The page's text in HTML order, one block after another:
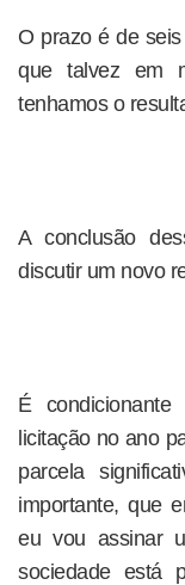
O prazo é de
que talvez em
tenhamos o
A conclusão
discutir um novo
É
licitação no ano
parcela
importante, que
eu vou assinar
sociedade está